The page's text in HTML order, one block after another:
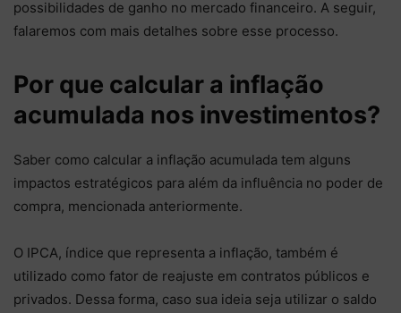
possibilidades de ganho no mercado financeiro. A seguir,
falaremos com mais detalhes sobre esse processo.
Por que calcular a inflação
acumulada nos investimentos?
Saber como calcular a inflação acumulada tem alguns
impactos estratégicos para além da influência no poder de
compra, mencionada anteriormente.
O IPCA, índice que representa a inflação, também é
utilizado como fator de reajuste em contratos públicos e
privados. Dessa forma, caso sua ideia seja utilizar o saldo